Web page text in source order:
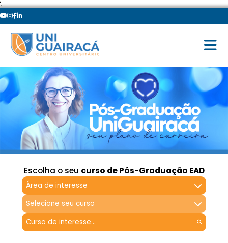
';
Escolha o seu curso de Pós-Graduação EAD
Área de interesse
Selecione seu curso